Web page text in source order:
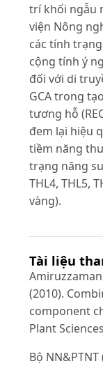
trí khối ngẫu
viện Nông
các tính
cộng tính ý
đối với di
GCA trong
tương hỗ
đem lại hiệu
tiềm năng
trạng năng
THL4, THL5,
vàng).
Tài liệu
(2010).
component
Plant
Bộ NN&PTNT